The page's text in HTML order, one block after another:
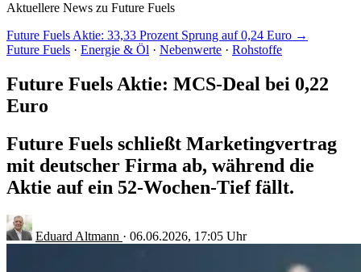
Aktuellere News zu Future Fuels
Future Fuels Aktie: 33,33 Prozent Sprung auf 0,24 Euro →
Future Fuels · Energie & Öl · Nebenwerte · Rohstoffe
Future Fuels Aktie: MCS-Deal bei 0,22
Euro
Future Fuels schließt Marketingvertrag
mit deutscher Firma ab, während die
Aktie auf ein 52-Wochen-Tief fällt.
Eduard Altmann · 06.06.2026, 17:05 Uhr